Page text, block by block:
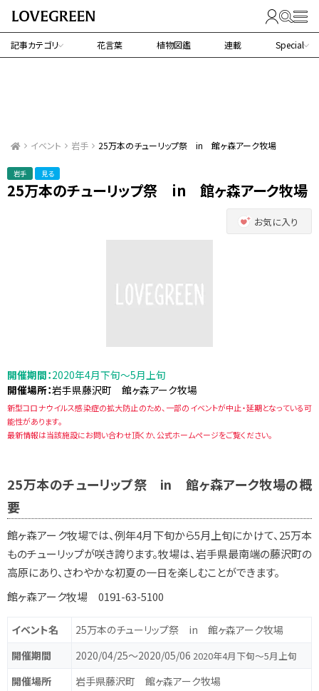
記事カテゴリ 花言葉 植物図鑑 連載 Special
イベント 岩手 25万本のチューリップ祭 in 館ヶ森アーク牧場
岩手 見る
25万本のチューリップ祭 in 館ヶ森アーク牧場
お気に入り
開催期間：2020年4月下旬～5月上旬
開催場所：岩手県藤沢町 館ヶ森アーク牧場
新型コロナウイルス感染症の拡大防止のため、一部のイベントが中止・延期となっている可
能性があります。
最新情報は当該施設にお問い合わせ頂くか、公式ホームページをご覧ください。
25万本のチューリップ祭 in 館ヶ森アーク牧場の概
要
館ヶ森アーク牧場では、例年4月下旬から5月上旬にかけて、25万本
ものチューリップが咲き誇ります。牧場は、岩手県最南端の藤沢町の
高原にあり、さわやかな初夏の一日を楽しむことができます。
館ヶ森アーク牧場 0191-63-5100
イベント名
25万本のチューリップ祭 in 館ヶ森アーク牧場
開催期間
2020/04/25〜2020/05/06 2020年4月下旬～5月上旬
開催場所
岩手県藤沢町 館ヶ森アーク牧場